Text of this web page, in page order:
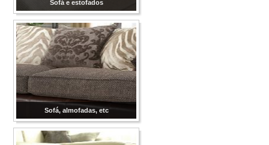
Sofá e estofados
Sofá, almofadas, etc